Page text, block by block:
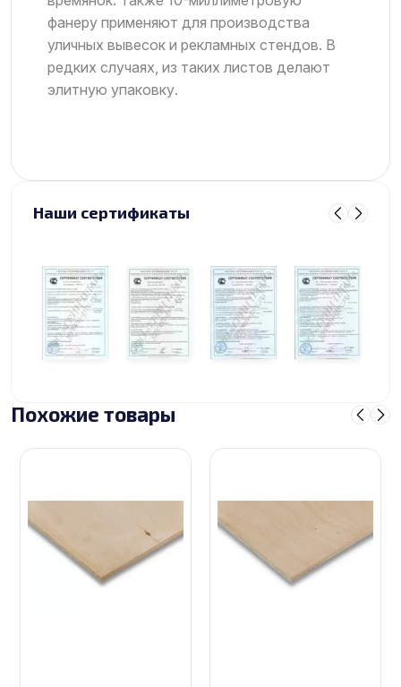
фанеру применяют для производства
уличных вывесок и рекламных стендов. В
редких случаях, из таких листов делают
элитную упаковку.
Наши сертификаты
Похожие товары